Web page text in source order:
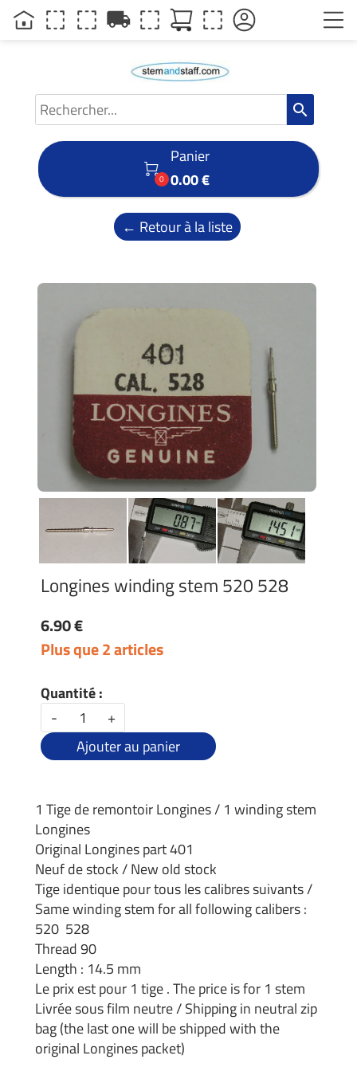
search

0
Panier
0.00 €
← Retour à la liste
Longines winding stem 520 528
6.90 €
Plus que 2 articles
Quantité :
-
+
Ajouter au panier
1 Tige de remontoir Longines / 1 winding stem
Longines
Original Longines part 401
Neuf de stock / New old stock
Tige identique pour tous les calibres suivants /
Same winding stem for all following calibers :
520 528
Thread 90
Length : 14.5 mm
Le prix est pour 1 tige . The price is for 1 stem
Livrée sous film neutre / Shipping in neutral zip
bag (the last one will be shipped with the
original Longines packet)
local_shipping